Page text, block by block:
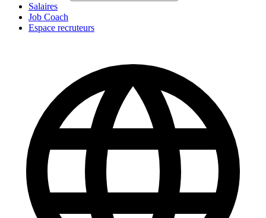
Salaires
Job Coach
Espace recruteurs